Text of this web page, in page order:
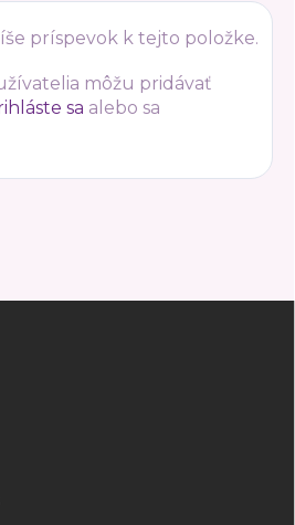
príspevok k tejto položke.
môžu pridávať
sa alebo sa